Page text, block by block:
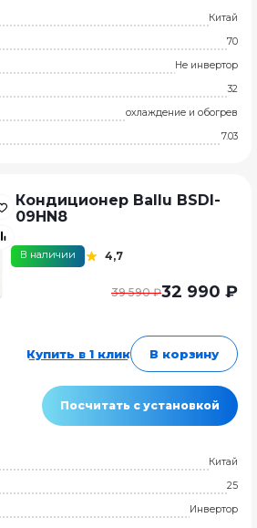
Китай
70
Не инвертор
32
охлаждение и обогрев
7.03
Кондиционер Ballu BSDI-
09HN8
В наличии 4,7
39 590 ₽32 990 ₽
Купить в 1 клик В корзину
Посчитать с установкой
Китай
25
Инвертор